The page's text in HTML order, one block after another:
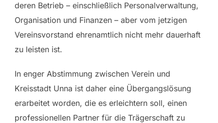
deren Betrieb – einschließlich Personalverwaltung,
Organisation und Finanzen – aber vom jetzigen
Vereinsvorstand ehrenamtlich nicht mehr dauerhaft
zu leisten ist.
In enger Abstimmung zwischen Verein und
Kreisstadt Unna ist daher eine Übergangslösung
erarbeitet worden, die es erleichtern soll, einen
professionellen Partner für die Trägerschaft zu